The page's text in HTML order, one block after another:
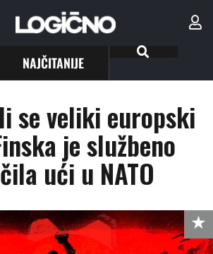
NAJČITANIJE
se veliki europski
je službeno
ući u NATO